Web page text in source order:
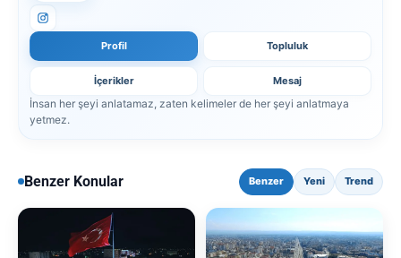
Profil Topluluk
İçerikler Mesaj
İnsan her şeyi anlatamaz, zaten kelimeler de her şeyi anlatmaya
yetmez.
Benzer Konular Benzer Yeni Trend